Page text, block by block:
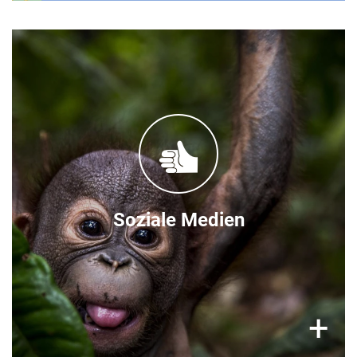
Soziale Medien
+
Folgen Sie uns!
Aktuelle Informationen über die ORANG-UTAN
WALDSCHULE finden Sie regelmäßig auf
unseren VIER PFOTEN Social Media Kanälen:
Facebook
Instagram
YouTube
×